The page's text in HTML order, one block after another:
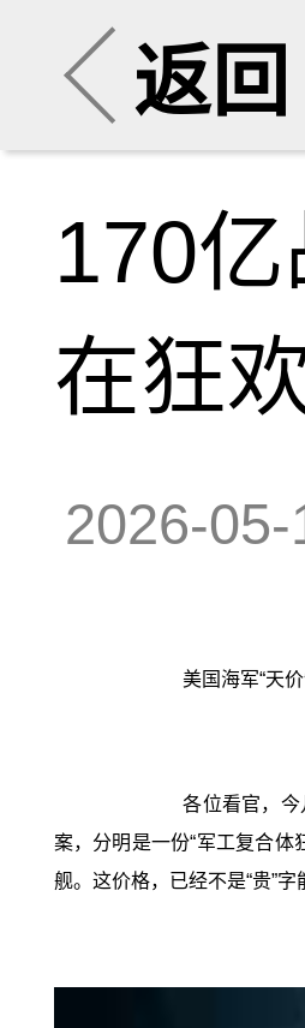
返回
170
在狂欢
2026-05-
美国海军“天
各位看官，
案，分明是一份“军工复合体
舰。这价格，已经不是“贵”